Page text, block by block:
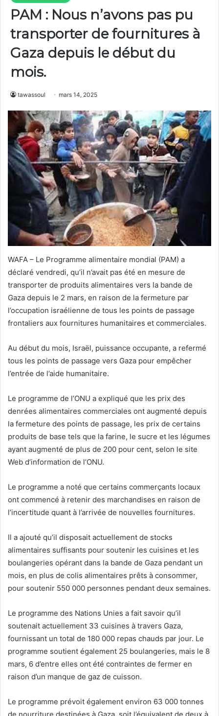
PAM : Nous n’avons pas pu
transporter de fournitures à
Gaza depuis le début du
mois.
tawassoul mars 14, 2025
WAFA – Le Programme alimentaire mondial (PAM) a
déclaré vendredi, qu’il n’avait pas été en mesure de
transporter de produits alimentaires vers la bande de
Gaza depuis le 2 mars, en raison de la fermeture par
l’occupation israélienne de tous les points de passage
frontaliers aux fournitures humanitaires et commerciales.
Au début du mois, Israël, puissance occupante, a refermé
tous les points de passage vers Gaza pour empêcher
l’entrée de l’aide humanitaire.
Le programme de l’ONU a expliqué que les prix des
denrées alimentaires commerciales ont augmenté depuis
la fermeture des points de passage, les prix de certains
produits de base tels que la farine, le sucre et les légumes
ayant augmenté de plus de 200 pour cent, selon le site
Web d’information de l’ONU.
Le programme a noté que certains commerçants locaux
ont commencé à retenir des marchandises en raison de
l’incertitude quant à l’arrivée de nouvelles fournitures.
Il a ajouté qu’il disposait actuellement de stocks
alimentaires suffisants pour soutenir les cuisines et les
boulangeries opérant dans la bande de Gaza pendant un
mois, en plus de colis alimentaires prêts à consommer,
pour soutenir 550 000 personnes pendant deux semaines.
Le programme des Nations Unies a fait savoir qu’il
soutenait actuellement 33 cuisines à travers Gaza,
fournissant un total de 180 000 repas chauds par jour. Le
programme soutient également 25 boulangeries, mais le 8
mars, 6 d’entre elles ont été contraintes de fermer en
raison d’un manque de gaz de cuisson.
Le programme prévoit également environ 63 000 tonnes